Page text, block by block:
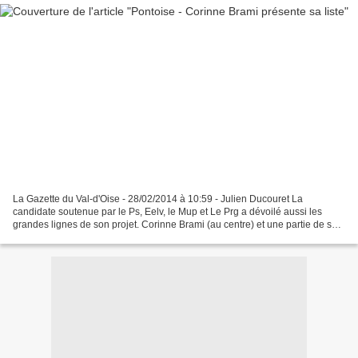
La Gazette du Val-d'Oise - 28/02/2014 à 10:59 - Julien Ducouret La
candidate soutenue par le Ps, Eelv, le Mup et Le Prg a dévoilé aussi les
grandes lignes de son projet. Corinne Brami (au centre) et une partie de ses